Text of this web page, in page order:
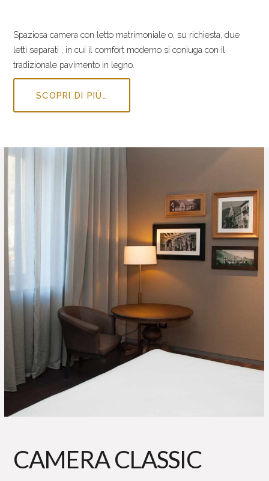
Spaziosa camera con letto matrimoniale o, su richiesta, due
letti separati , in cui il comfort moderno si coniuga con il
tradizionale pavimento in legno.
SCOPRI DI PIÙ…
CAMERA CLASSIC